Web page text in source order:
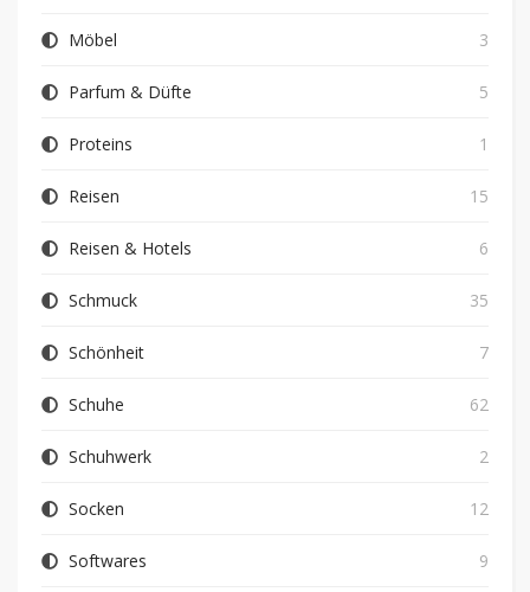
Möbel 3
Parfum & Düfte 5
Proteins 1
Reisen 15
Reisen & Hotels 6
Schmuck 35
Schönheit 7
Schuhe 62
Schuhwerk 2
Socken 12
Softwares 9